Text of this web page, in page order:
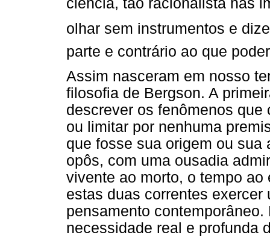
ciência, tão racionalista
olhar sem instrumentos e
parte e contrário ao que
Assim nasceram em nosso
filosofia de Bergson. A
descrever os fenômenos
ou limitar por nenhuma
que fosse sua origem ou sua
opôs, com uma ousadia
vivente ao morto, o tempo
estas duas correntes
pensamento
necessidade real e profunda